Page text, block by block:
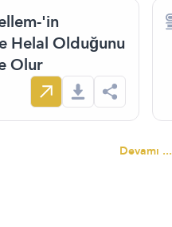
'in
Helal Olduğunu
Olur
Devamı ...